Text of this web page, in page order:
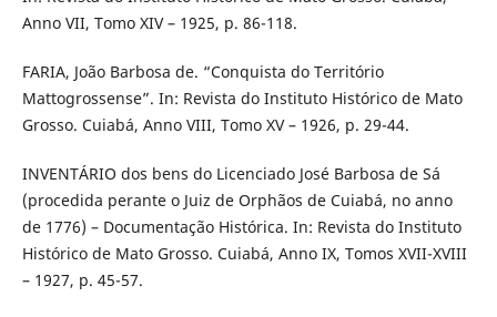
Anno VII, Tomo XIV – 1925, p. 86-118.
FARIA, João Barbosa de. “Conquista do Território
Mattogrossense”. In: Revista do Instituto Histórico de Mato
Grosso. Cuiabá, Anno VIII, Tomo XV – 1926, p. 29-44.
INVENTÁRIO dos bens do Licenciado José Barbosa de Sá
(procedida perante o Juiz de Orphãos de Cuiabá, no anno
de 1776) – Documentação Histórica. In: Revista do Instituto
Histórico de Mato Grosso. Cuiabá, Anno IX, Tomos XVII-XVIII
– 1927, p. 45-57.